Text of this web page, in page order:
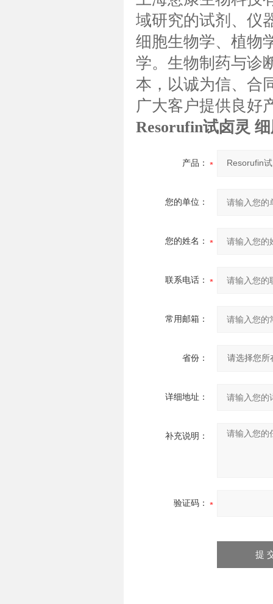
域研究的试剂、仪
细胞生物学、植物
学。生物制药与诊
本，以诚为信、合
广大客户提供良好
Resorufin试卤灵
产品：
您的单位：
您的姓名：
联系电话：
常用邮箱：
省份：
详细地址：
补充说明：
验证码：